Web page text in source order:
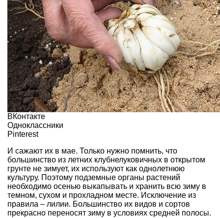
ВКонтакте
Одноклассники
Pinterest
И сажают их в мае. Только нужно помнить, что
большинство из летних клубнелуковичных в открытом
грунте не зимует, их используют как однолетнюю
культуру. Поэтому подземные органы растений
необходимо осенью выкапывать и хранить всю зиму в
темном, сухом и прохладном месте. Исключение из
правила – лилии. Большинство их видов и сортов
прекрасно переносят зиму в условиях средней полосы.